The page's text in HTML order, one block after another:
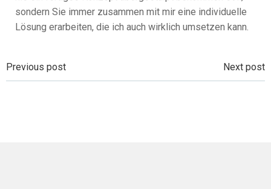
sondern Sie immer zusammen mit mir eine individuelle
Lösung erarbeiten, die ich auch wirklich umsetzen kann.
Beitragsnavigation
Previous post Next post